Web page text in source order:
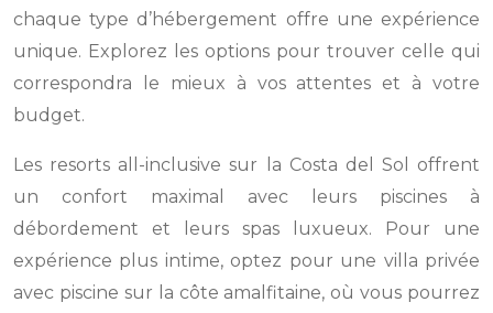
chaque type d’hébergement offre une expérience
unique. Explorez les options pour trouver celle qui
correspondra le mieux à vos attentes et à votre
budget.
Les resorts all-inclusive sur la Costa del Sol offrent
un confort maximal avec leurs piscines à
débordement et leurs spas luxueux. Pour une
expérience plus intime, optez pour une villa privée
avec piscine sur la côte amalfitaine, où vous pourrez